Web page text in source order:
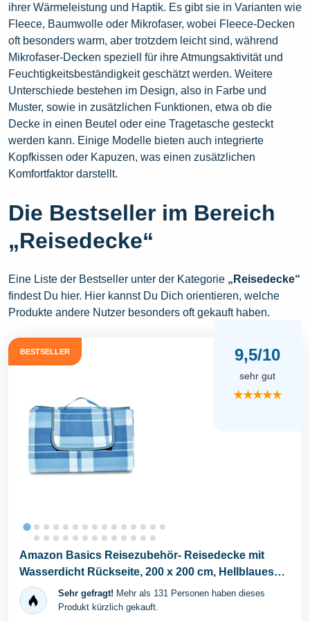
ihrer Wärmeleistung und Haptik. Es gibt sie in Varianten wie
Fleece, Baumwolle oder Mikrofaser, wobei Fleece-Decken
oft besonders warm, aber trotzdem leicht sind, während
Mikrofaser-Decken speziell für ihre Atmungsaktivität und
Feuchtigkeitsbeständigkeit geschätzt werden. Weitere
Unterschiede bestehen im Design, also in Farbe und
Muster, sowie in zusätzlichen Funktionen, etwa ob die
Decke in einen Beutel oder eine Tragetasche gesteckt
werden kann. Einige Modelle bieten auch integrierte
Kopfkissen oder Kapuzen, was einen zusätzlichen
Komfortfaktor darstellt.
Die Bestseller im Bereich
„Reisedecke“
Eine Liste der Bestseller unter der Kategorie „Reisedecke“
findest Du hier. Hier kannst Du Dich orientieren, welche
Produkte andere Nutzer besonders oft gekauft haben.
BESTSELLER 9,5/10
sehr gut
★★★★★
Amazon Basics Reisezubehör- Reisedecke mit
Wasserdicht Rückseite, 200 x 200 cm, Hellblaues
Plaid
Sehr gefragt! Mehr als 131 Personen haben dieses
Produkt kürzlich gekauft.